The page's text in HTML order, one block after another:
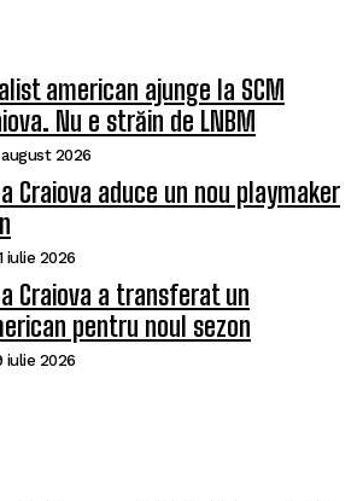
american ajunge la SCM
Nu e străin de LNBM
2026
Craiova aduce un nou playmaker
iulie 2026
Craiova a transferat un
pentru noul sezon
iulie 2026